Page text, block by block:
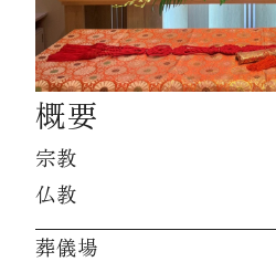
お知らせ
資料請求
お見積もり
概要
宗教
仏教
葬儀場